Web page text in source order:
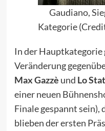
Gaudiano,
Kategorie
In der Hauptkategorie
Veränderung
Max Gazzè und Lo
einer neuen
Finale gespannt
blieben der ersten